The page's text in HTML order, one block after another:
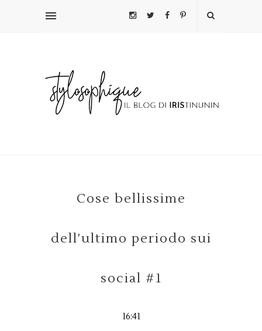
Cose bellissime
dell'ultimo periodo sui
social #1
16:41